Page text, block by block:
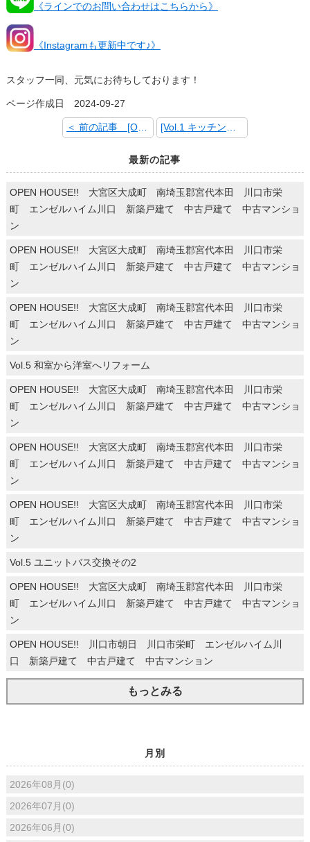
《ラインでのお問い合わせはこちらから》
《Instagramも更新中です♪》
スタッフ一同、元気にお待ちしております！
ページ作成日 2024-09-27
＜ 前の記事 [OPEN HOUSE!! 川口市朝日 川口市栄町 エンゼルハイム川口 新築戸建て 中古戸建て 中古マンション]
最新の記事
OPEN HOUSE!! 大宮区大成町 南埼玉郡宮代本田 川口市栄
町 エンゼルハイム川口 新築戸建て 中古戸建て 中古マンショ
ン
OPEN HOUSE!! 大宮区大成町 南埼玉郡宮代本田 川口市栄
町 エンゼルハイム川口 新築戸建て 中古戸建て 中古マンショ
ン
OPEN HOUSE!! 大宮区大成町 南埼玉郡宮代本田 川口市栄
町 エンゼルハイム川口 新築戸建て 中古戸建て 中古マンショ
ン
Vol.5 和室から洋室へリフォーム
OPEN HOUSE!! 大宮区大成町 南埼玉郡宮代本田 川口市栄
町 エンゼルハイム川口 新築戸建て 中古戸建て 中古マンショ
ン
OPEN HOUSE!! 大宮区大成町 南埼玉郡宮代本田 川口市栄
町 エンゼルハイム川口 新築戸建て 中古戸建て 中古マンショ
ン
OPEN HOUSE!! 大宮区大成町 南埼玉郡宮代本田 川口市栄
町 エンゼルハイム川口 新築戸建て 中古戸建て 中古マンショ
ン
Vol.5 ユニットバス交換その2
OPEN HOUSE!! 大宮区大成町 南埼玉郡宮代本田 川口市栄
町 エンゼルハイム川口 新築戸建て 中古戸建て 中古マンショ
ン
OPEN HOUSE!! 川口市朝日 川口市栄町 エンゼルハイム川
口 新築戸建て 中古戸建て 中古マンション
もっとみる
月別
2026年08月(0)
2026年07月(0)
2026年06月(0)